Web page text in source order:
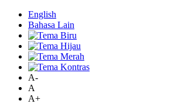
English
Bahasa Lain
A-
A
A+